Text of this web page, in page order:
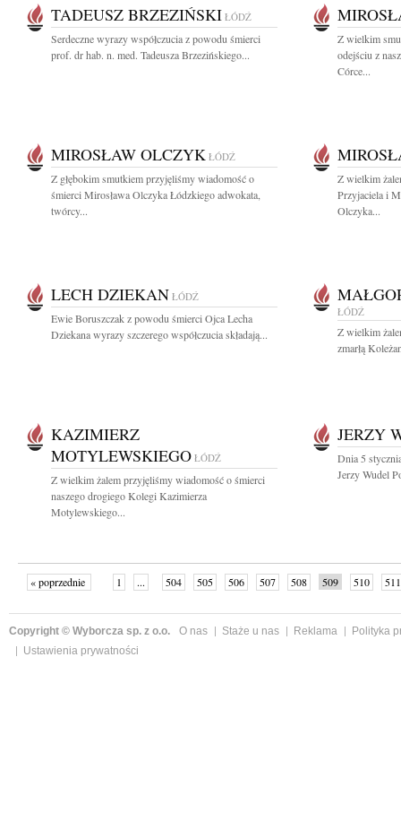
TADEUSZ BRZEZIŃSKI ŁÓDŹ
Serdeczne wyrazy współczucia z powodu śmierci
prof. dr hab. n. med. Tadeusza Brzezińskiego...
Z wielkim
odejściu z
Córce...
MIROSŁAW OLCZYK ŁÓDŹ
Z głębokim smutkiem przyjęliśmy wiadomość o
śmierci Mirosława Olczyka Łódzkiego adwokata,
twórcy...
Z wielkim
Przyjaciela i
Olczyka...
LECH DZIEKAN ŁÓDŹ
Ewie Boruszczak z powodu śmierci Ojca Lecha
Dziekana wyrazy szczerego współczucia składają...
ŁÓDŹ
Z wielkim
zmarłą
KAZIMIERZ
MOTYLEWSKIEGO ŁÓDŹ
Z wielkim żalem przyjęliśmy wiadomość o śmierci
naszego drogiego Kolegi Kazimierza
Motylewskiego...
JERZY
Dnia 5
Jerzy Wudel
« poprzednie 1 ... 504 505 506 507 508 509 510
511
Copyright © Wyborcza sp. z o.o. O nas Staże u nas Reklama
Polityka
Ustawienia prywatności